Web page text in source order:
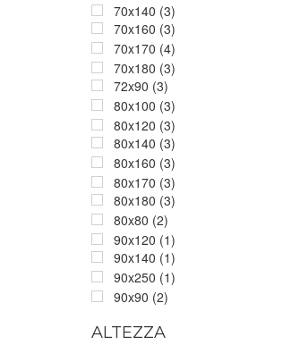
70x140 (3)
70x160 (3)
70x170 (4)
70x180 (3)
72x90 (3)
80x100 (3)
80x120 (3)
80x140 (3)
80x160 (3)
80x170 (3)
80x180 (3)
80x80 (2)
90x120 (1)
90x140 (1)
90x250 (1)
90x90 (2)
ALTEZZA